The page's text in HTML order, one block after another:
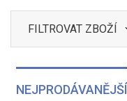
FILTROVAT ZBOŽÍ
NEJPRODÁVANĚJŠÍ